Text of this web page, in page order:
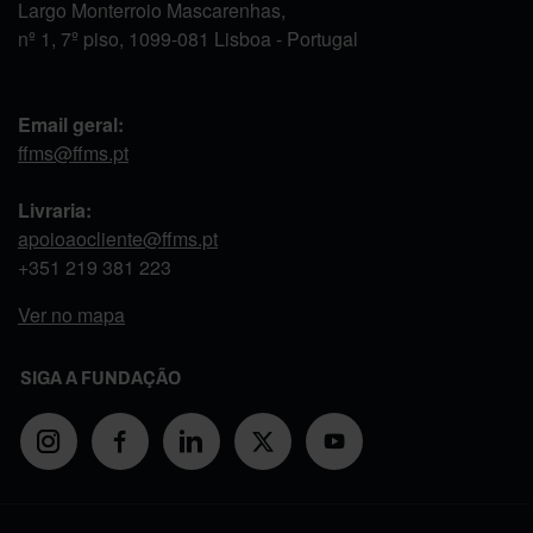
Largo Monterroio Mascarenhas,
nº 1, 7º piso, 1099-081 Lisboa - Portugal
Email geral:
ffms@ffms.pt
Livraria:
apoioaocliente@ffms.pt
+351 219 381 223
Ver no mapa
SIGA A FUNDAÇÃO